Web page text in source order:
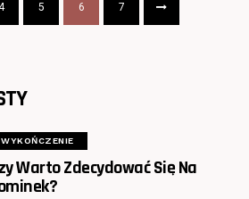
5 6 7
WYKOŃCZENIE
Warto Zdecydować Się Na